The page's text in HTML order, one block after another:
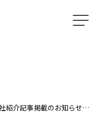
弊社紹介記事掲載のお知らせ（Sus＆Us）